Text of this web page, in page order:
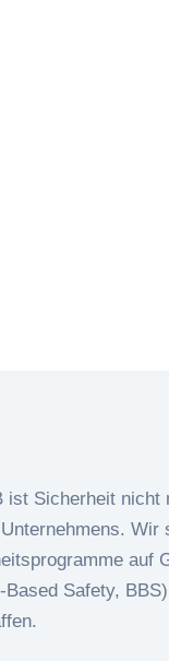
ist Sicherheit
auf
Safety,